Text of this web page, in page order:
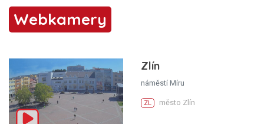
Webkamery
Zlín
náměstí Míru
ZL město Zlín